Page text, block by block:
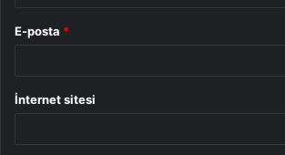
E-posta *
İnternet sitesi